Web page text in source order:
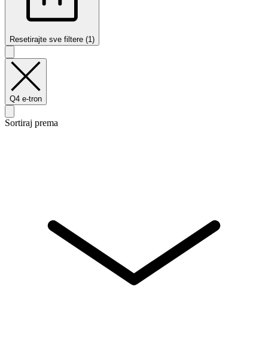
Resetirajte sve filtere (1)
Q4 e-tron
Sortiraj prema